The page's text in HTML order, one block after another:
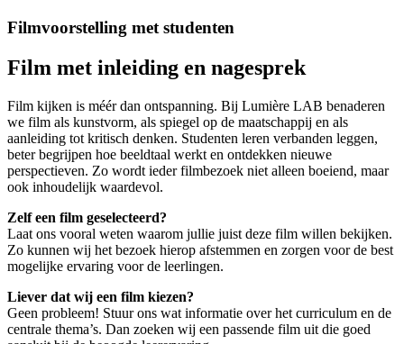
Filmvoorstelling met studenten
Film met inleiding en nagesprek
Film kijken is méér dan ontspanning. Bij Lumière LAB benaderen
we film als kunstvorm, als spiegel op de maatschappij en als
aanleiding tot kritisch denken. Studenten leren verbanden leggen,
beter begrijpen hoe beeldtaal werkt en ontdekken nieuwe
perspectieven. Zo wordt ieder filmbezoek niet alleen boeiend, maar
ook inhoudelijk waardevol.
Zelf een film geselecteerd?
Laat ons vooral weten waarom jullie juist deze film willen bekijken.
Zo kunnen wij het bezoek hierop afstemmen en zorgen voor de best
mogelijke ervaring voor de leerlingen.
Liever dat wij een film kiezen?
Geen probleem! Stuur ons wat informatie over het curriculum en de
centrale thema’s. Dan zoeken wij een passende film uit die goed